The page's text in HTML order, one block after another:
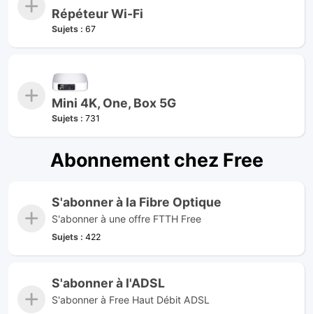
Répéteur Wi-Fi
Sujets : 67
Mini 4K, One, Box 5G
Sujets : 731
Abonnement chez Free
S'abonner à la Fibre Optique
S'abonner à une offre FTTH Free
Sujets : 422
S'abonner à l'ADSL
S'abonner à Free Haut Débit ADSL